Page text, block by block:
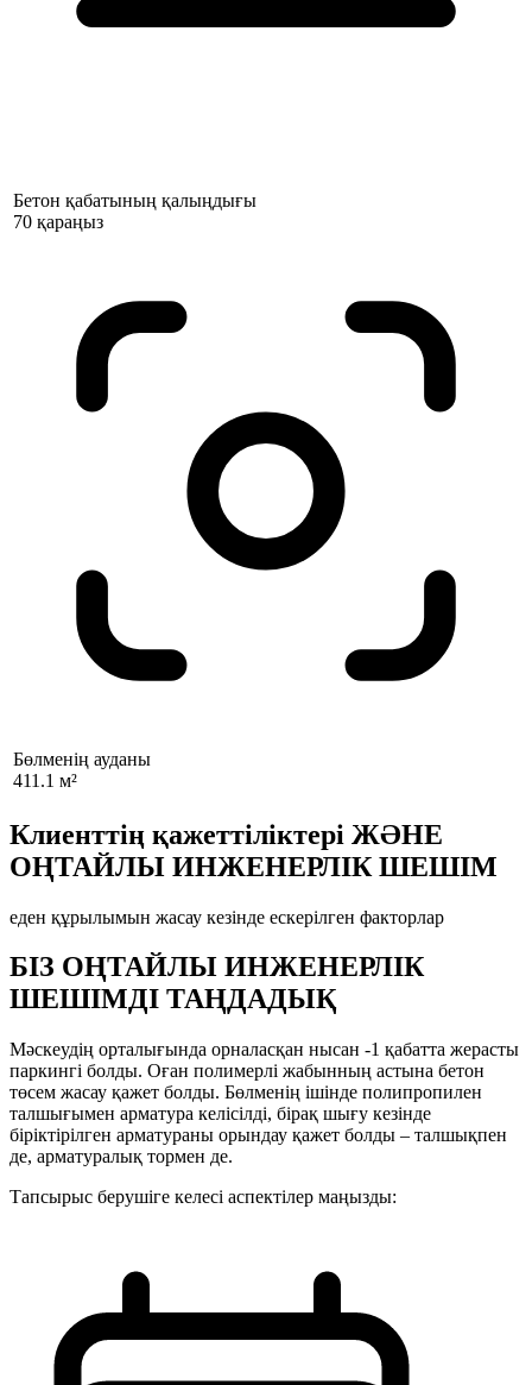
Бетон қабатының қалыңдығы
70 қараңыз
Бөлменің ауданы
411.1 м²
Клиенттің қажеттіліктері ЖӘНЕ
ОҢТАЙЛЫ ИНЖЕНЕРЛІК ШЕШІМ
еден құрылымын жасау кезінде ескерілген факторлар
БІЗ ОҢТАЙЛЫ ИНЖЕНЕРЛІК
ШЕШІМДІ ТАҢДАДЫҚ
Мәскеудің орталығында орналасқан нысан -1 қабатта жерасты
паркингі болды. Оған полимерлі жабынның астына бетон
төсем жасау қажет болды. Бөлменің ішінде полипропилен
талшығымен арматура келісілді, бірақ шығу кезінде
біріктірілген арматураны орындау қажет болды – талшықпен
де, арматуралық тормен де.
Тапсырыс берушіге келесі аспектілер маңызды: